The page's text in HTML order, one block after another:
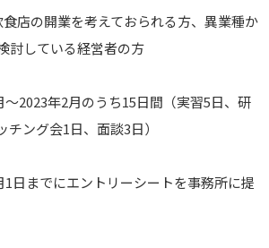
店の開業を考えておられる方、異業種か
討している経営者の方
～2023年2月のうち15日間（実習5日、研
ング会1日、面談3日）
1日までにエントリーシートを事務所に提